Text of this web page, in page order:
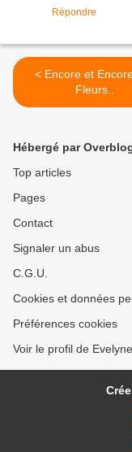
Répondre
< Encore et Encore des
Fleurs..
Hébergé par
Top articles
Pages
Contact
Signaler un abus
C.G.U.
Cookies et données
Préférences cookies
Voir le profil de